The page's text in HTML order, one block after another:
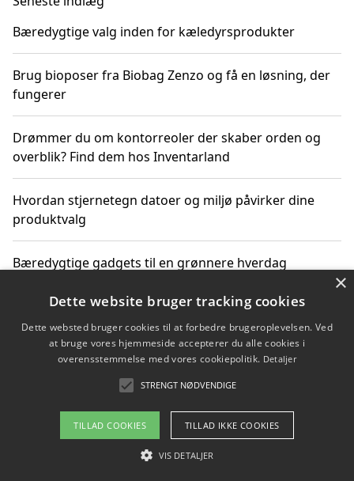
Bæredygtige valg inden for kæledyrsprodukter
Brug bioposer fra Biobag Zenzo og få en løsning, der
fungerer
Drømmer du om kontorreoler der skaber orden og
overblik? Find dem hos Inventarland
Hvordan stjernetegn datoer og miljø påvirker dine
produktvalg
Bæredygtige gadgets til en grønnere hverdag
Copyright 2026 - Pilanto Aps
Om / kontakt
Blog Betingelser
×
Dette website bruger tracking cookies
Dette websted bruger cookies til at forbedre brugeroplevelsen. Ved
at bruge vores hjemmeside accepterer du alle cookies i
overensstemmelse med vores cookiepolitik. Detaljer
STRENGT NØDVENDIGE
TILLAD COOKIES TILLAD IKKE COOKIES
VIS DETALJER